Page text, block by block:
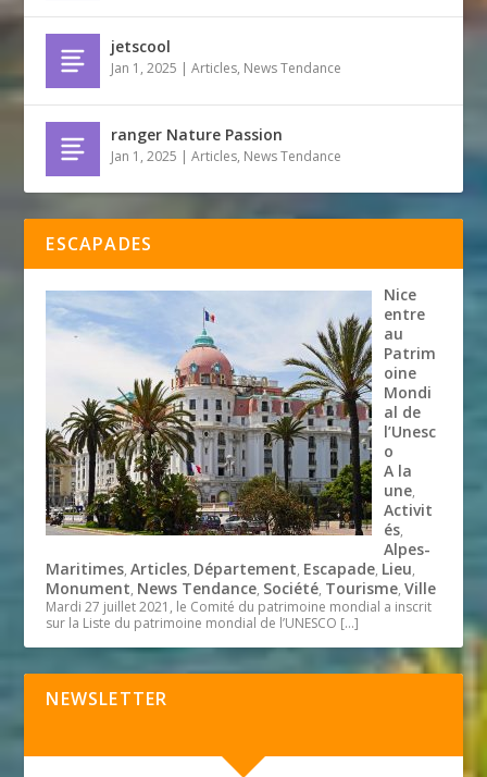
jetscool
Jan 1, 2025 |Articles, News Tendance
ranger Nature Passion
Jan 1, 2025 |Articles, News Tendance
ESCAPADES
Nice
entre
au
Patrim
oine
Mondi
al de
l’Unesc
o
A la
une,
Activit
és,
Alpes-
Maritimes,Articles, Département, Escapade, Lieu,
Monument, News Tendance, Société, Tourisme,Ville
Mardi 27 juillet 2021, le Comité du patrimoine mondial a inscrit
sur la Liste du patrimoine mondial de l’UNESCO […]
NEWSLETTER